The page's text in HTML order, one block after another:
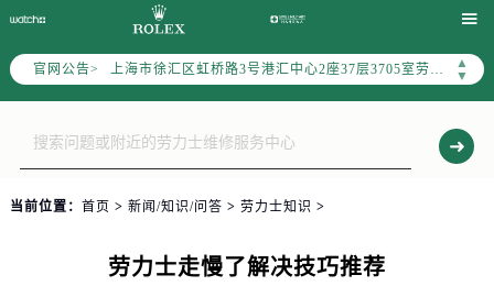

官网公告>
▲
▼
节假日正常营业！
当前位置： 首页 > 新闻/知识/问答 > 劳力士知识 >
劳力士走慢了解决技巧推荐